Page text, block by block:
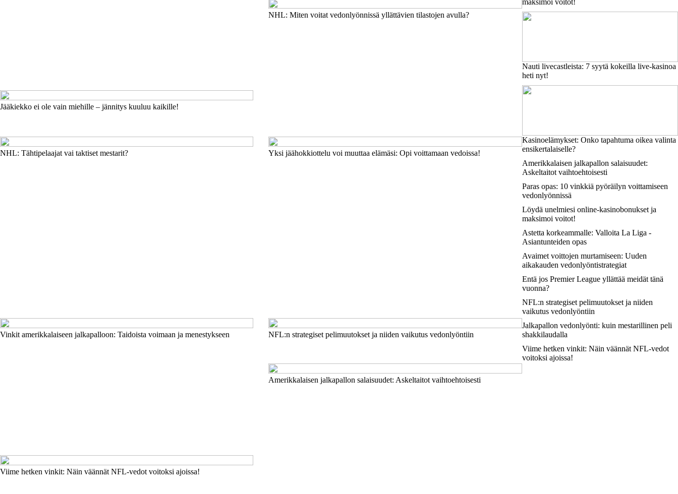
Jääkiekko ei ole vain miehille – jännitys kuuluu kaikille!
NHL: Miten voitat vedonlyönnissä yllättävien tilastojen avulla?
NHL: Tähtipelaajat vai taktiset mestarit? Yksi jäähokkiottelu voi muuttaa elämäsi: Opi voittamaan vedoissa!
Vinkit amerikkalaiseen jalkapalloon: Taidoista voimaan ja menestykseen
Viime hetken vinkit: Näin väännät NFL-vedot voitoksi ajoissa!
NFL:n strategiset pelimuutokset ja niiden vaikutus vedonlyöntiin
Amerikkalaisen jalkapallon salaisuudet: Askeltaitot vaihtoehtoisesti
Nauti livecastleista: 7 syytä kokeilla live-kasinoa
heti nyt!
Kasinoelämykset: Onko tapahtuma oikea valinta
ensikertalaiselle?
Amerikkalaisen jalkapallon salaisuudet:
Askeltaitot vaihtoehtoisesti
Paras opas: 10 vinkkiä pyöräilyn voittamiseen
vedonlyönnissä
Löydä unelmiesi online-kasinobonukset ja
maksimoi voitot!
Astetta korkeammalle: Valloita La Liga -
Asiantunteiden opas
Avaimet voittojen murtamiseen: Uuden
aikakauden vedonlyöntistrategiat
Entä jos Premier League yllättää meidät tänä
vuonna?
NFL:n strategiset pelimuutokset ja niiden
vaikutus vedonlyöntiin
Jalkapallon vedonlyönti: kuin mestarillinen peli
shakkilaudalla
Viime hetken vinkit: Näin väännät NFL-vedot
voitoksi ajoissa!